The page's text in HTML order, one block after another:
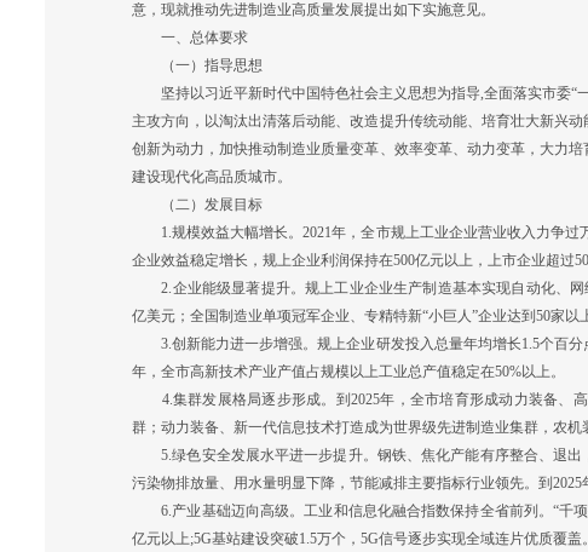
意，现就推动先进制造业高质量发展提出如下实施意见。
一、总体要求
（一）指导思想
坚持以习近平新时代中国特色社会主义思想为指导,全面落实市委“
主攻方向，以淘汰出清落后动能、改造提升传统动能、培育壮大新兴
创新为动力，加快推动制造业质量变革、效率变革、动力变革，大力
建设现代化高品质城市。
（二）发展目标
1.规模效益大幅增长。2021年，全市规上工业企业营业收入力争过
企业效益稳定增长，规上企业利润保持在500亿元以上，上市企业超过50
2.企业能级显著提升。规上工业企业生产制造基本实现自动化、网
亿美元；全国制造业单项冠军企业、专精特新“小巨人”企业达到50家以
3.创新能力进一步增强。规上企业研发投入总量年均增长1.5个百分
年，全市高新技术产业产值占规模以上工业总产值稳定在50%以上。
4.集群发展格局逐步形成。到2025年，全市培育形成动力装备、
群；动力装备、新一代信息技术打造成为世界级先进制造业集群，农
5.绿色安全发展水平进一步提升。钢铁、焦化产能有序整合、退出
污染物排放量、用水量明显下降，节能减排主要指标行业领先。到
6.产业基础迈向高级。工业和信息化融合指数保持全省前列。“千项
亿元以上;5G基站建设突破1.5万个，5G信号逐步实现全域连片优质覆